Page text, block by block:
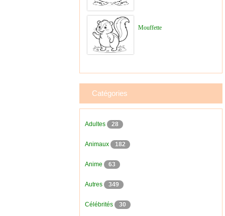
Mouffette
Catégories
Adultes 28
Animaux 182
Anime 63
Autres 349
Célébrités 30